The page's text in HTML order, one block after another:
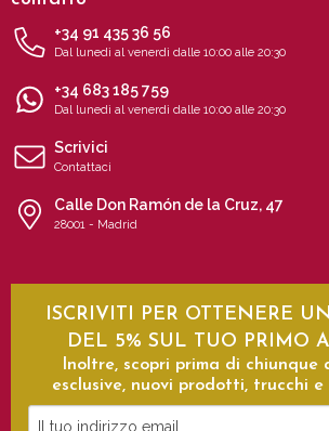
+34 91 435 36 56
Dal lunedì al venerdì dalle 10:00 alle 20:30
+34 683 185 759
Dal lunedì al venerdì dalle 10:00 alle 20:30
Scrivici
Contattaci
Calle Don Ramón de la Cruz, 47
28001 - Madrid
ISCRIVITI PER OTTENERE
DEL 5% SUL TUO PRIMO
Inoltre, scopri prima di
esclusive, nuovi prodotti, trucchi